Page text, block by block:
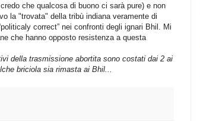
che qualcosa di buono ci sarà pure) e non
la "trovata" della tribù indiana veramente di
correct” nei confronti degli ignari Bhil. Mi
che hanno opposto resistenza a questa
della trasmissione abortita sono costati dai 2 ai
briciola sia rimasta ai Bhil...